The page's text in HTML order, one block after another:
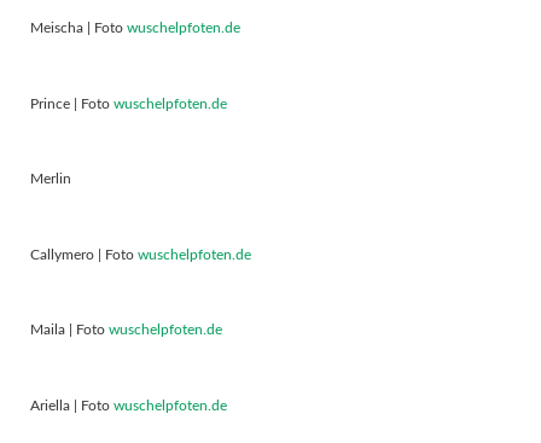
Meischa | Foto wuschelpfoten.de
Prince | Foto wuschelpfoten.de
Merlin
Callymero | Foto wuschelpfoten.de
Maila | Foto wuschelpfoten.de
Ariella | Foto wuschelpfoten.de